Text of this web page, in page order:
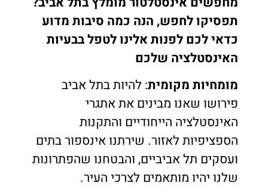
תפסיקו לחפש, הנה כמה סיבות מדוע
כדאי לכם לפנות אלינו לטפל בבעיות
האינסטלציה שלכם
מומחיות מקומית: להיות בתל אביב
פירושו שאנו מבינים את אתגרי
האינסטלציה הייחודיים והתקנות
הספציפיות לאזור. שירתנו אינספור בתים
ועסקים תל אביביים, והבטחנו שהפתרונות
שלנו יהיו מותאמים לצרכי העיר.